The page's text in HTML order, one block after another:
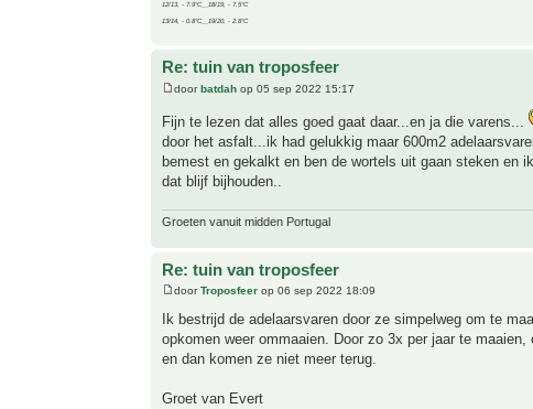
12/13, - 7.9°C__18/19, - 7.5°C
13/14, - 0.8°C__19/20, - 2.8°C
Re: tuin van troposfeer
doorbatdah op 05 sep 2022 15:17
Fijn te lezen dat alles goed gaat daar...en ja die varens...
door het asfalt...ik had gelukkig maar 600m2
bemest en gekalkt en ben de wortels uit gaan steken en
dat blijf bijhouden..
Groeten vanuit midden Portugal
Re: tuin van troposfeer
doorTroposfeer op 06 sep 2022 18:09
Ik bestrijd de adelaarsvaren door ze simpelweg om te
opkomen weer ommaaien. Door zo 3x per jaar te
en dan komen ze niet meer terug.
Groet van Evert